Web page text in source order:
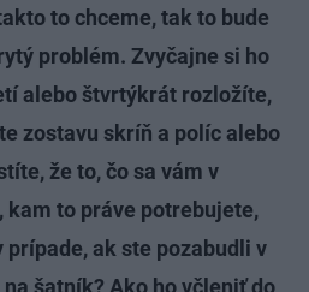
to chceme, tak to bude
problém. Zvyčajne si ho
alebo štvrtýkrát rozložíte,
zostavu skríň a políc alebo
že to, čo sa vám v
kam to práve potrebujete,
ak ste pozabudli v
šatník? Ako ho včleniť do